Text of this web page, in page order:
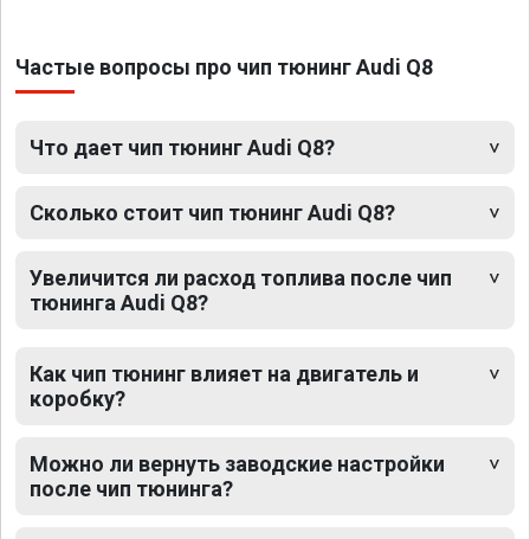
Частые вопросы про чип тюнинг Audi Q8
Что дает чип тюнинг Audi Q8?
Сколько стоит чип тюнинг Audi Q8?
Увеличится ли расход топлива после чип
тюнинга Audi Q8?
Как чип тюнинг влияет на двигатель и
коробку?
Можно ли вернуть заводские настройки
после чип тюнинга?